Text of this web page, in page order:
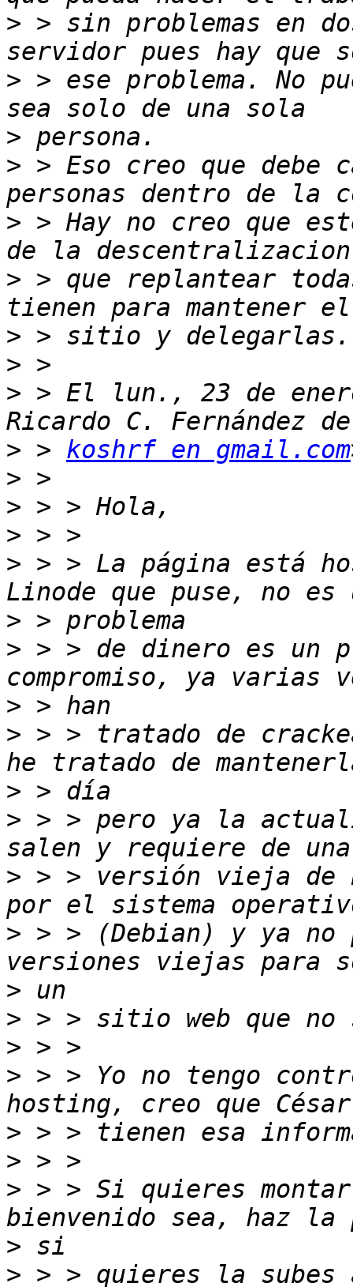
> > sin problemas en
> > ese problema. No
>
> > Eso creo que debe
> > Hay no creo que
> > que replantear
>
>
> > El lun., 23 de
> > koshrf en gmail.com
>
>
>
> > > La página está
>
> > > de dinero es un
>
> > > tratado de
>
> > > pero ya la
> > > versión vieja de
> > > (Debian) y ya no
>
>
>
> > > Yo no tengo
>
>
> > > Si quieres
>
> > > quieres la subes